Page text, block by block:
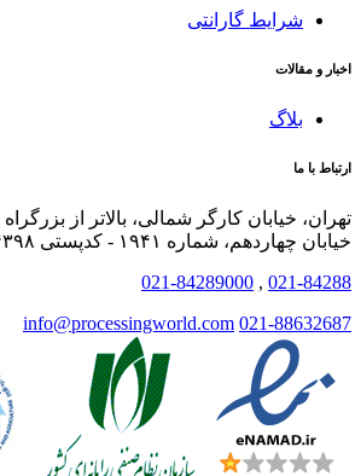
شرایط گارانتی
اخبار و مقالات
بلاگ
ارتباط با ما
تهران، خیابان کارگر شمالی، بالاتر از
خیابان چهاردهم، شماره ۱۹۴۱ - کدپستی ۱۴۳۹۷۴۴۳۹۸
021-84288
,
021-84289000
021-88632687
info@processingworld.com